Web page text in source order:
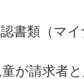
書類（マ
が請求者